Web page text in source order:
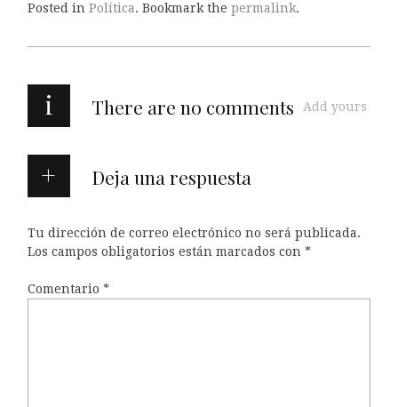
Posted in Política. Bookmark the permalink.
i There are no comments Add yours
Deja una respuesta
Tu dirección de correo electrónico no será publicada.
Los campos obligatorios están marcados con *
Comentario *